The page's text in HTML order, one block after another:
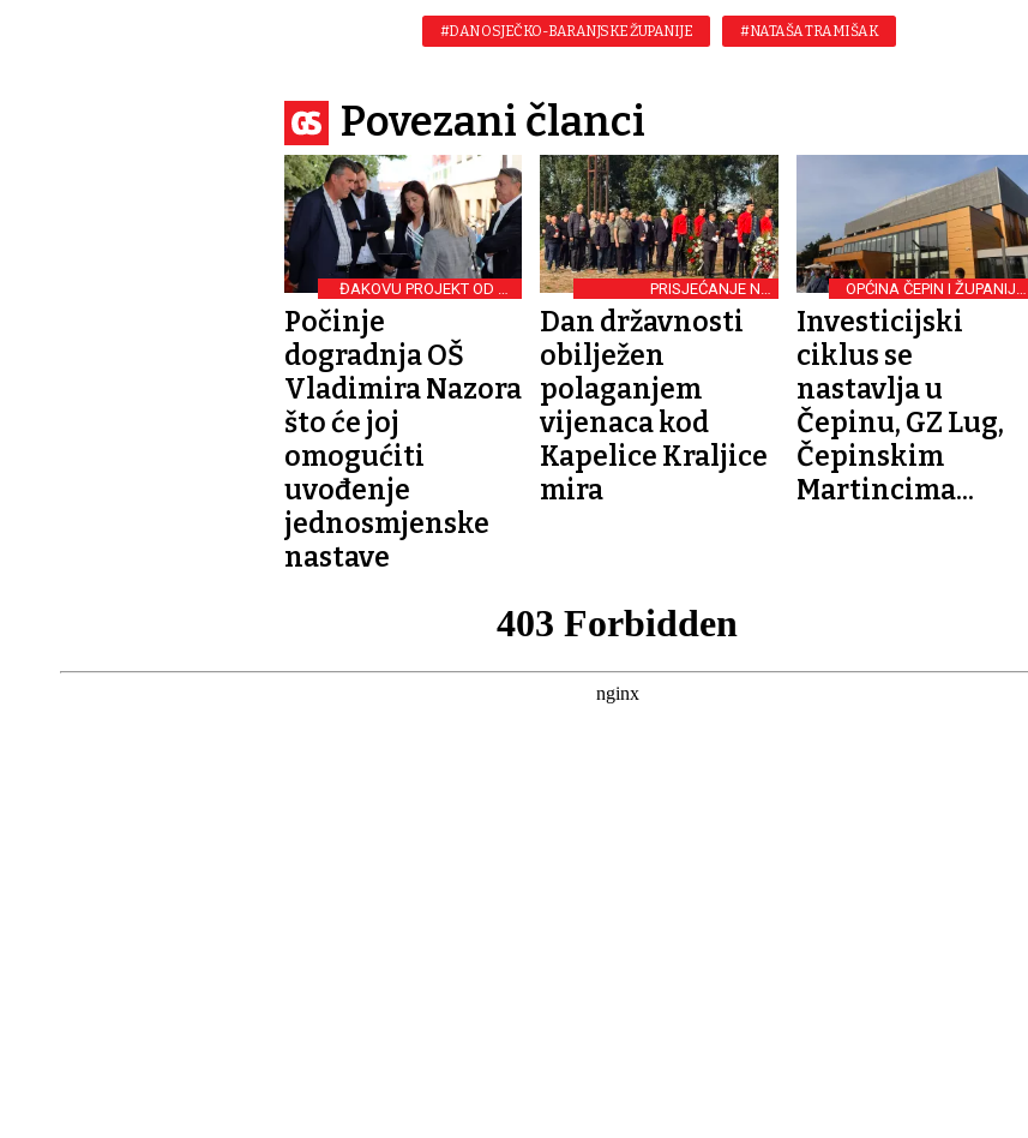
#DAN OSJEČKO-BARANJSKE ŽUPANIJE #NATAŠA TRAMIŠAK
Povezani članci
ĐAKOVU PROJEKT OD 12
MILIJUNA €
Počinje
dogradnja OŠ
Vladimira Nazora
što će joj
omogućiti
uvođenje
jednosmjenske
nastave
PRISJEĆANJE NA
POGINULE
Dan državnosti
obilježen
polaganjem
vijenaca kod
Kapelice Kraljice
mira
OPĆINA ČEPIN I ŽUPANIJA
O PROVEDBI PROJEKATA
Investicijski
ciklus se
nastavlja u
Čepinu, GZ Lug,
Čepinskim
Martincima...